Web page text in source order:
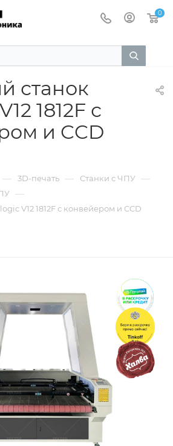
0
станок
1812F с
и CCD
— 3D-печать — Станки с ЧПУ —
—
V12 1812F с конвейером и CCD